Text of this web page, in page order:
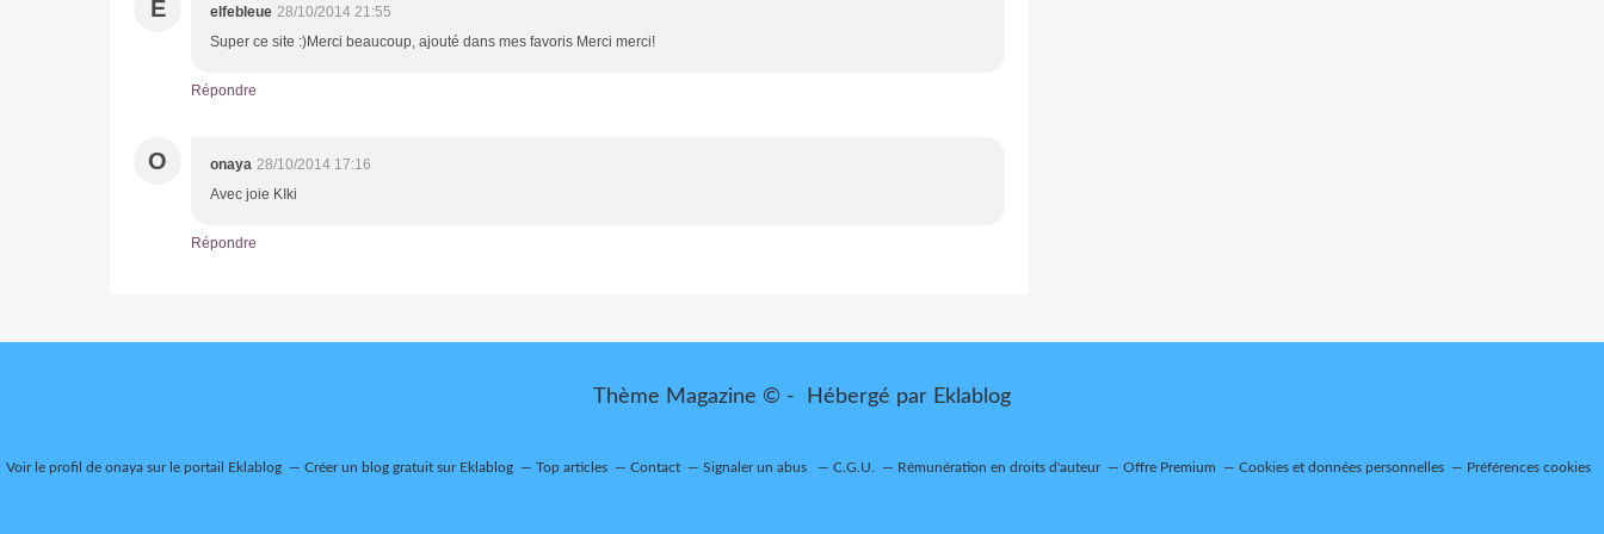
E elfebleue 28/10/2014 21:55
Super ce site :)Merci beaucoup, ajouté dans mes favoris Merci merci!
Répondre
O onaya 28/10/2014 17:16
Avec joie KIki
Répondre
Thème Magazine © - Hébergé par Eklablog
Voir le profil de onaya sur le portail Eklablog Créer un blog gratuit sur Eklablog Top articles Contact Signaler un abus C.G.U. Rémunération en droits d'auteur Offre Premium Cookies et données personnelles Préférences cookies